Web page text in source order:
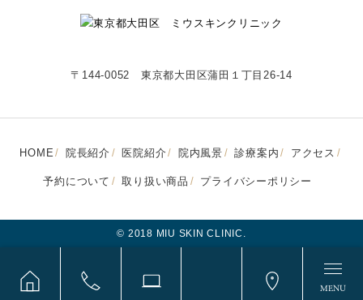
MENU
〒144-0052 東京都大田区蒲田１丁目26-14
HOME 院長紹介 医院紹介 院内風景 診療案内 アクセス
予約について 取り扱い商品 プライバシーポリシー
© 2018 MIU SKIN CLINIC.